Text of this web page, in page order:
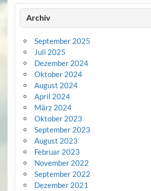
Archiv
September 2025
Juli 2025
Dezember 2024
Oktober 2024
August 2024
April 2024
März 2024
Oktober 2023
September 2023
August 2023
Februar 2023
November 2022
September 2022
Dezember 2021